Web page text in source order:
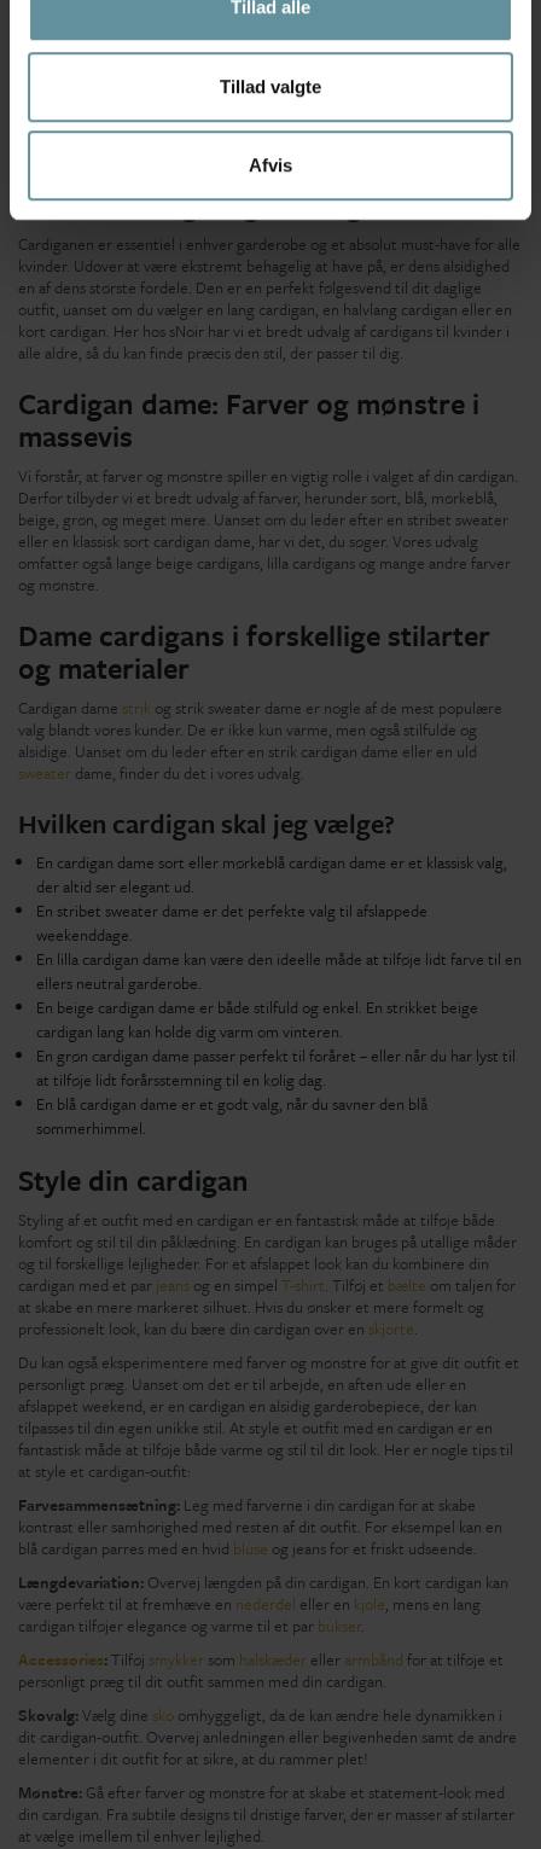
Tillad alle
Tillad valgte
Afvis
En cardigan er ikke bare en cardigan.
De findes i utallige designs og farver. Vores udvalg omfatter cardigans, der
fra nogle af de bedste modebrands, der laver cardigans til damer i alle aldre
cardigans og striker designet med tanke på de kvindelige former, så de er
både flatterende og komfortable – præcis som en cardigan bør være.
Både korte og lange cardigan dame
Cardiganen er essentiel i enhver garderobe og et absolut must-have for alle
kvinder. Udover at være ekstremt behagelig at have på, er dens alsidighed
en af dens største fordele. Den er en perfekt følgesvend til dit daglige
outfit, uanset om du vælger en lang cardigan, en halvlang cardigan eller en
kort cardigan. Her hos sNoir har vi et bredt udvalg af cardigans til kvinder i
alle aldre, så du kan finde præcis den stil, der passer til dig.
Cardigan dame: Farver og mønstre i
massevis
Vi forstår, at farver og mønstre spiller en vigtig rolle i valget af din cardigan.
Derfor tilbyder vi et bredt udvalg af farver, herunder sort, blå, mørkeblå,
beige, grøn, og meget mere. Uanset om du leder efter en stribet sweater
eller en klassisk sort cardigan dame, har vi det, du søger. Vores udvalg
omfatter også lange beige cardigans, lilla cardigans og mange andre farver
og mønstre.
Dame cardigans i forskellige stilarter
og materialer
Cardigan dame strik og strik sweater dame er nogle af de mest populære
valg blandt vores kunder. De er ikke kun varme, men også stilfulde og
alsidige. Uanset om du leder efter en strik cardigan dame eller en uld
sweater dame, finder du det i vores udvalg.
Hvilken cardigan skal jeg vælge?
En cardigan dame sort eller mørkeblå cardigan dame er et klassisk valg,
der altid ser elegant ud.
En stribet sweater dame er det perfekte valg til afslappede
weekenddage.
En lilla cardigan dame kan være den ideelle måde at tilføje lidt farve til en
ellers neutral garderobe.
En beige cardigan dame er både stilfuld og enkel. En strikket beige
cardigan lang kan holde dig varm om vinteren.
En grøn cardigan dame passer perfekt til foråret – eller når du har lyst til
at tilføje lidt forårsstemning til en kølig dag.
En blå cardigan dame er et godt valg, når du savner den blå
sommerhimmel.
Style din cardigan
Styling af et outfit med en cardigan er en fantastisk måde at tilføje både
komfort og stil til din påklædning. En cardigan kan bruges på utallige måder
og til forskellige lejligheder. For et afslappet look kan du kombinere din
cardigan med et par jeans og en simpel T-shirt. Tilføj et bælte om taljen for
at skabe en mere markeret silhuet. Hvis du ønsker et mere formelt og
professionelt look, kan du bære din cardigan over en skjorte.
Du kan også eksperimentere med farver og mønstre for at give dit outfit et
personligt præg. Uanset om det er til arbejde, en aften ude eller en
afslappet weekend, er en cardigan en alsidig garderobepiece, der kan
tilpasses til din egen unikke stil. At style et outfit med en cardigan er en
fantastisk måde at tilføje både varme og stil til dit look. Her er nogle tips til
at style et cardigan-outfit:
Farvesammensætning: Leg med farverne i din cardigan for at skabe
kontrast eller samhørighed med resten af dit outfit. For eksempel kan en
blå cardigan parres med en hvid bluse og jeans for et friskt udseende.
Længdevariation: Overvej længden på din cardigan. En kort cardigan kan
være perfekt til at fremhæve en nederdel eller en kjole, mens en lang
cardigan tilføjer elegance og varme til et par bukser.
Accessories:Tilføj smykker som halskæder eller armbånd for at tilføje et
personligt præg til dit outfit sammen med din cardigan.
Skovalg:Vælg dine sko omhyggeligt, da de kan ændre hele dynamikken i
dit cardigan-outfit. Overvej anledningen eller begivenheden samt de andre
elementer i dit outfit for at sikre, at du rammer plet!
Mønstre: Gå efter farver og mønstre for at skabe et statement-look med
din cardigan. Fra subtile designs til dristige farver, der er masser af stilarter
at vælge imellem til enhver lejlighed.